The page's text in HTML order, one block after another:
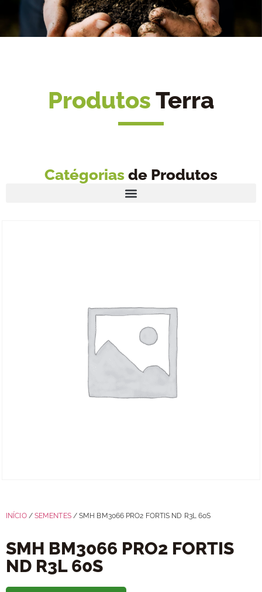
ProdutosTerra
Catégorias de Produtos
INÍCIO/ SEMENTES/ SMH BM3066 PRO2 FORTIS ND R3L 60S
SMH BM3066 PRO2 FORTIS
ND R3L 60S